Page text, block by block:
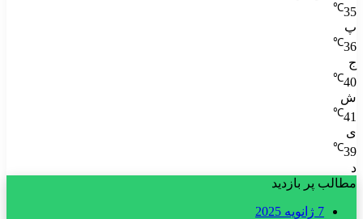
35
℃
پ
36
℃
ج
40
℃
ش
41
℃
ی
39
℃
د
مطالب پر بازدید
7 ژانویه 2025